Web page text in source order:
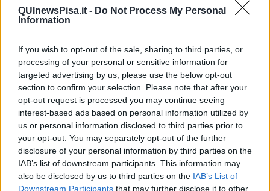
QUInewsPisa.it - Do Not Process My Personal
Information
If you wish to opt-out of the sale, sharing to third parties, or
processing of your personal or sensitive information for
targeted advertising by us, please use the below opt-out
section to confirm your selection. Please note that after your
opt-out request is processed you may continue seeing
interest-based ads based on personal information utilized by
us or personal information disclosed to third parties prior to
your opt-out. You may separately opt-out of the further
disclosure of your personal information by third parties on the
IAB’s list of downstream participants. This information may
also be disclosed by us to third parties on the IAB’s List of
Downstream Participants that may further disclose it to other
Basta cliccareQUI
Articoli dal Blog “Pensieri della domenica” di Libero Venturi
​Agorà reloaded
Ultimo
​L’urlo e gli inglesi
Carrà
Può darsi
Europei
Acciaio
Il Presidente
​Il Giro
Insopportabile